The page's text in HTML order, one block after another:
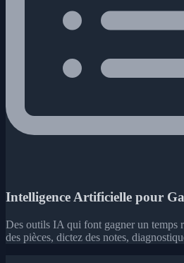
Intelligence Artificielle pour
Des outils IA qui font gagner un temps
des pièces, dictez des notes,